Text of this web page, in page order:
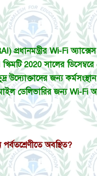
Wi-Fi
2020 সালের
উদ্যোক্তাদের জন্য
ডেলিভারির জন্য Wi-
অবস্থিত?